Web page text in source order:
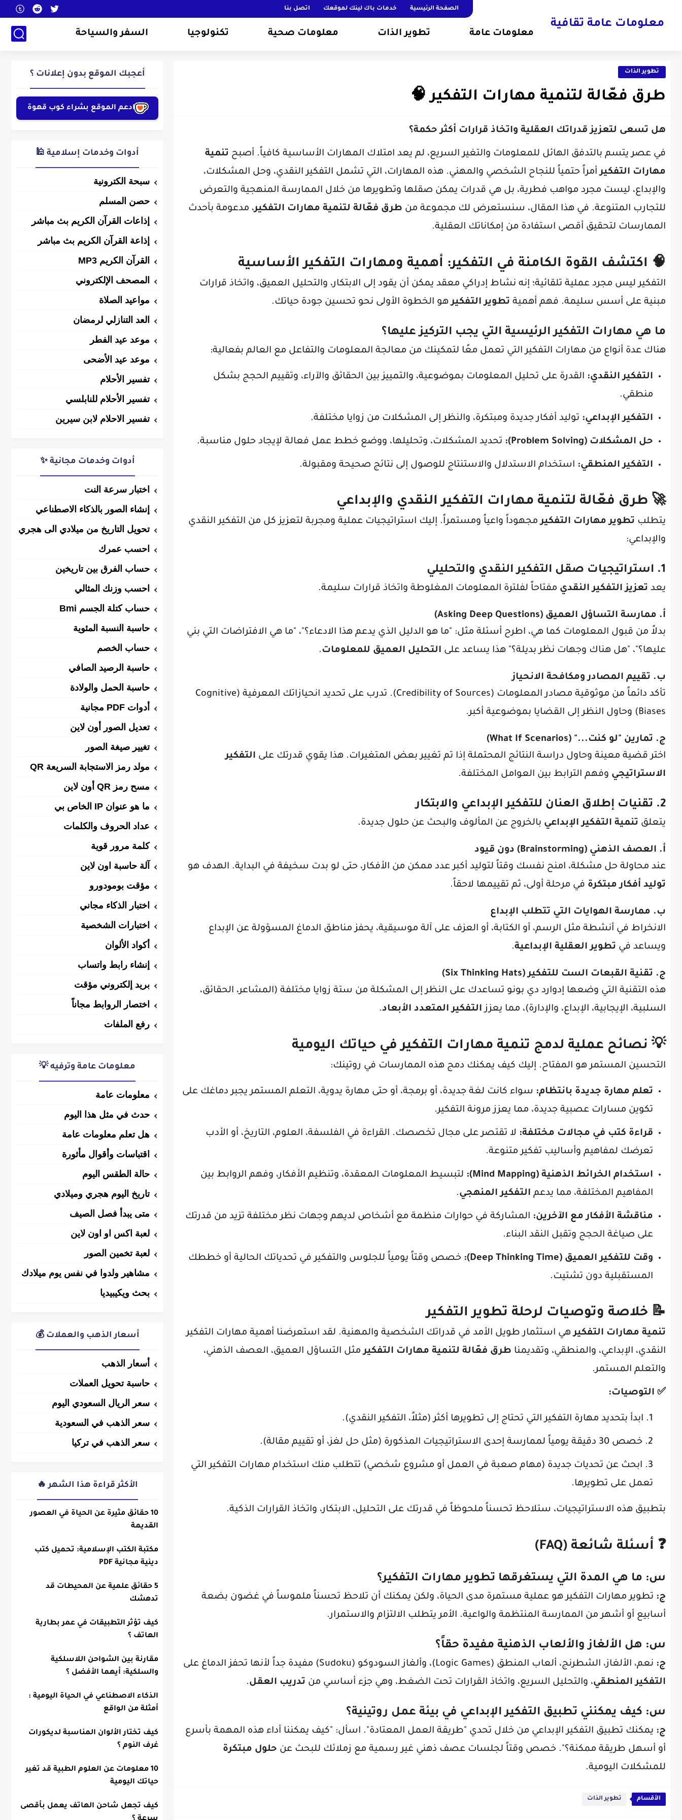
الصفحة الرئيسية خدمات باك لينك لموقعك اتصل بنا
معلومات عامة ثقافية
معلومات عامة تطوير الذات معلومات صحية تكنولوجيا السفر والسياحة
تطوير الذات
طرق فعّالة لتنمية مهارات التفكير 🧠
هل تسعى لتعزيز قدراتك العقلية واتخاذ قرارات أكثر حكمة؟
في عصر يتسم بالتدفق الهائل للمعلومات والتغير السريع، لم يعد امتلاك المهارات الأساسية كافياً. أصبح تنمية
مهارات التفكيرأمراً حتمياً للنجاح الشخصي والمهني. هذه المهارات، التي تشمل التفكير النقدي، وحل المشكلات،
والإبداع، ليست مجرد مواهب فطرية، بل هي قدرات يمكن صقلها وتطويرها من خلال الممارسة المنهجية والتعرض
للتجارب المتنوعة. في هذا المقال، سنستعرض لك مجموعة من طرق فعّالة لتنمية مهارات التفكير، مدعومة بأحدث
الممارسات لتحقيق أقصى استفادة من إمكاناتك العقلية.
🧠 اكتشف القوة الكامنة في التفكير: أهمية ومهارات التفكير الأساسية
التفكير ليس مجرد عملية تلقائية؛ إنه نشاط إدراكي معقد يمكن أن يقود إلى الابتكار، والتحليل العميق، واتخاذ قرارات
مبنية على أسس سليمة. فهم أهمية تطوير التفكيرهو الخطوة الأولى نحو تحسين جودة حياتك.
ما هي مهارات التفكير الرئيسية التي يجب التركيز عليها؟
هناك عدة أنواع من مهارات التفكير التي تعمل معًا لتمكينك من معالجة المعلومات والتفاعل مع العالم بفعالية:
التفكير النقدي: القدرة على تحليل المعلومات بموضوعية، والتمييز بين الحقائق والآراء، وتقييم الحجج بشكل
منطقي.
التفكير الإبداعي: توليد أفكار جديدة ومبتكرة، والنظر إلى المشكلات من زوايا مختلفة.
حل المشكلات (Problem Solving): تحديد المشكلات، وتحليلها، ووضع خطط عمل فعالة لإيجاد حلول مناسبة.
التفكير المنطقي: استخدام الاستدلال والاستنتاج للوصول إلى نتائج صحيحة ومقبولة.
🚀 طرق فعّالة لتنمية مهارات التفكير النقدي والإبداعي
يتطلب تطوير مهارات التفكيرمجهوداً واعياً ومستمراً. إليك استراتيجيات عملية ومجربة لتعزيز كل من التفكير النقدي
والإبداعي:
1. استراتيجيات صقل التفكير النقدي والتحليلي
يعد تعزيز التفكير النقدي مفتاحاً لفلترة المعلومات المغلوطة واتخاذ قرارات سليمة.
أ. ممارسة التساؤل العميق (Asking Deep Questions)
بدلاً من قبول المعلومات كما هي، اطرح أسئلة مثل: "ما هو الدليل الذي يدعم هذا الادعاء؟"، "ما هي الافتراضات التي بني
عليها؟"، "هل هناك وجهات نظر بديلة؟" هذا يساعد على التحليل العميق للمعلومات.
ب. تقييم المصادر ومكافحة الانحياز
تأكد دائماً من موثوقية مصادر المعلومات (Credibility of Sources). تدرب على تحديد انحيازاتك المعرفية (Cognitive
Biases) وحاول النظر إلى القضايا بموضوعية أكبر.
ج. تمارين "لو كنت..." (What If Scenarios)
اختر قضية معينة وحاول دراسة النتائج المحتملة إذا تم تغيير بعض المتغيرات. هذا يقوي قدرتك على التفكير
الاستراتيجي وفهم الترابط بين العوامل المختلفة.
2. تقنيات إطلاق العنان للتفكير الإبداعي والابتكار
يتعلق تنمية التفكير الإبداعي بالخروج عن المألوف والبحث عن حلول جديدة.
أ. العصف الذهني (Brainstorming) دون قيود
عند محاولة حل مشكلة، امنح نفسك وقتاً لتوليد أكبر عدد ممكن من الأفكار، حتى لو بدت سخيفة في البداية. الهدف هو
توليد أفكار مبتكرة في مرحلة أولى، ثم تقييمها لاحقاً.
ب. ممارسة الهوايات التي تتطلب الإبداع
الانخراط في أنشطة مثل الرسم، أو الكتابة، أو العزف على آلة موسيقية، يحفز مناطق الدماغ المسؤولة عن الإبداع
ويساعد في تطوير العقلية الإبداعية.
ج. تقنية القبعات الست للتفكير (Six Thinking Hats)
هذه التقنية التي وضعها إدوارد دي بونو تساعدك على النظر إلى المشكلة من ستة زوايا مختلفة (المشاعر، الحقائق،
السلبية، الإيجابية، الإبداع، والإدارة)، مما يعزز التفكير المتعدد الأبعاد.
💡 نصائح عملية لدمج تنمية مهارات التفكير في حياتك اليومية
التحسين المستمر هو المفتاح. إليك كيف يمكنك دمج هذه الممارسات في روتينك:
تعلم مهارة جديدة بانتظام: سواء كانت لغة جديدة، أو برمجة، أو حتى مهارة يدوية، التعلم المستمر يجبر دماغك على
تكوين مسارات عصبية جديدة، مما يعزز مرونة التفكير.
قراءة كتب في مجالات مختلفة: لا تقتصر على مجال تخصصك. القراءة في الفلسفة، العلوم، التاريخ، أو الأدب
تعرضك لمفاهيم وأساليب تفكير متنوعة.
استخدام الخرائط الذهنية (Mind Mapping):
لتبسيط المعلومات المعقدة، وتنظيم الأفكار، وفهم الروابط بين
المفاهيم المختلفة، مما يدعم التفكير المنهجي.
مناقشة الأفكار مع الآخرين: المشاركة في حوارات منظمة مع أشخاص لديهم وجهات نظر مختلفة تزيد من قدرتك
على صياغة الحجج وتقبل النقد البناء.
وقت للتفكير العميق (Deep Thinking Time):
خصص وقتاً يومياً للجلوس والتفكير في تحدياتك الحالية أو خططك
المستقبلية دون تشتيت.
📝 خلاصة وتوصيات لرحلة تطوير التفكير
تنمية مهارات التفكيرهي استثمار طويل الأمد في قدراتك الشخصية والمهنية. لقد استعرضنا أهمية مهارات التفكير
النقدي، الإبداعي، والمنطقي، وتقديمنا طرق فعّالة لتنمية مهارات التفكيرمثل التساؤل العميق، العصف الذهني،
والتعلم المستمر.
✅ التوصيات:
ابدأ بتحديد مهارة التفكير التي تحتاج إلى تطويرها أكثر (مثلاً، التفكير النقدي).
خصص 30 دقيقة يومياً لممارسة إحدى الاستراتيجيات المذكورة (مثل حل لغز، أو تقييم مقالة).
ابحث عن تحديات جديدة (مهام صعبة في العمل أو مشروع شخصي) تتطلب منك استخدام مهارات التفكير التي
تعمل على تطويرها.
بتطبيق هذه الاستراتيجيات، ستلاحظ تحسناً ملحوظاً في قدرتك على التحليل، الابتكار، واتخاذ القرارات الذكية.
❓ أسئلة شائعة (FAQ)
س: ما هي المدة التي يستغرقها تطوير مهارات التفكير؟
ج: تطوير مهارات التفكير هو عملية مستمرة مدى الحياة، ولكن يمكنك أن تلاحظ تحسناً ملموساً في غضون بضعة
أسابيع أو أشهر من الممارسة المنتظمة والواعية. الأمر يتطلب الالتزام والاستمرار.
س: هل الألغاز والألعاب الذهنية مفيدة حقاً؟
ج: نعم، الألغاز، الشطرنج، ألعاب المنطق (Logic Games)، وألغاز السودوكو (Sudoku) مفيدة جداً لأنها تحفز الدماغ على
التفكير المنطقي، والتحليل السريع، واتخاذ القرارات تحت الضغط، وهي جزء أساسي من تدريب العقل.
س: كيف يمكنني تطبيق التفكير الإبداعي في بيئة عمل روتينية؟
ج: يمكنك تطبيق التفكير الإبداعي من خلال تحدي "طريقة العمل المعتادة". اسأل: "كيف يمكننا أداء هذه المهمة بأسرع
أو أسهل طريقة ممكنة؟". خصص وقتاً لجلسات عصف ذهني غير رسمية مع زملائك للبحث عن حلول مبتكرة
للمشكلات اليومية.
الأقسام تطوير الذات
أعجبك الموقع بدون إعلانات ؟
ادعم الموقع بشراء كوب قهوة
أدوات وخدمات إسلامية 🕌
سبحة الكترونية
حصن المسلم
إذاعات القرآن الكريم بث مباشر
إذاعة القرآن الكريم بث مباشر
القرآن الكريم MP3
المصحف الإلكتروني
مواعيد الصلاة
العد التنازلي لرمضان
موعد عيد الفطر
موعد عيد الأضحى
تفسير الأحلام
تفسير الأحلام للنابلسي
تفسير الاحلام لابن سيرين
أدوات وخدمات مجانية ✨
اختبار سرعة النت
إنشاء الصور بالذكاء الاصطناعي
تحويل التاريخ من ميلادي الى هجري
احسب عمرك
حساب الفرق بين تاريخين
احسب وزنك المثالي
حساب كتلة الجسم Bmi
حاسبة النسبة المئوية
حساب الخصم
حاسبة الرصيد الصافي
حاسبة الحمل والولادة
أدوات PDF مجانية
تعديل الصور أون لاين
تغيير صيغة الصور
مولد رمز الاستجابة السريعة QR
مسح رمز QR أون لاين
ما هو عنوان IP الخاص بي
عداد الحروف والكلمات
كلمة مرور قوية
آلة حاسبة اون لاين
مؤقت بومودورو
اختبار الذكاء مجاني
اختبارات الشخصية
أكواد الألوان
إنشاء رابط واتساب
بريد إلكتروني مؤقت
اختصار الروابط مجاناً
رفع الملفات
معلومات عامة وترفيه 💡
معلومات عامة
حدث في مثل هذا اليوم
هل تعلم معلومات عامة
اقتباسات وأقوال مأثورة
حالة الطقس اليوم
تاريخ اليوم هجري وميلادي
متى يبدأ فصل الصيف
لعبة اكس او اون لاين
لعبة تخمين الصور
مشاهير ولدوا في نفس يوم ميلادك
بحث ويكيبيديا
أسعار الذهب والعملات 💰
أسعار الذهب
حاسبة تحويل العملات
سعر الريال السعودي اليوم
سعر الذهب في السعودية
سعر الذهب في تركيا
الأكثر قراءة هذا الشهر 🔥
10 حقائق مثيرة عن الحياة في العصور
القديمة
مكتبة الكتب الإسلامية: تحميل كتب
دينية مجانية PDF
5 حقائق علمية عن المحيطات قد
تدهشك
كيف تؤثر التطبيقات في عمر بطارية
الهاتف ؟
مقارنة بين الشواحن اللاسلكية
والسلكية: أيهما الأفضل ؟
الذكاء الاصطناعي في الحياة اليومية :
أمثلة من الواقع
كيف تختار الألوان المناسبة لديكورات
غرف النوم ؟
10 معلومات عن العلوم الطبية قد تغير
حياتك اليومية
كيف تجعل شاحن الهاتف يعمل بأقصى